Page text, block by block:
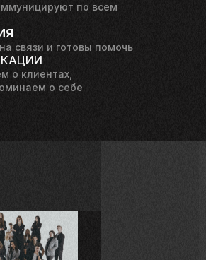
по всем
связи и готовы помочь
о клиентах,
о себе